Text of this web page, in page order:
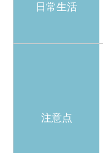
日常生活
注意点